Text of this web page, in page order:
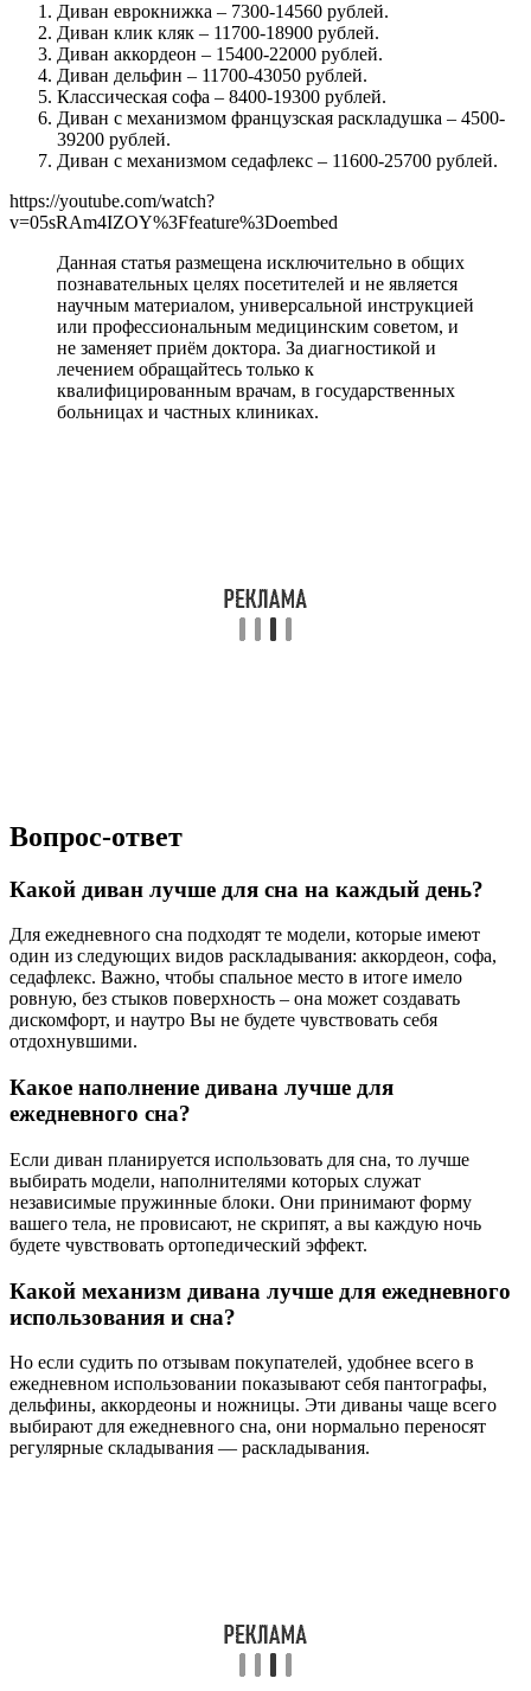
Диван еврокнижка – 7300-14560 рублей.
Диван клик кляк – 11700-18900 рублей.
Диван аккордеон – 15400-22000 рублей.
Диван дельфин – 11700-43050 рублей.
Классическая софа – 8400-19300 рублей.
Диван с механизмом французская раскладушка – 4500-
39200 рублей.
Диван с механизмом седафлекс – 11600-25700 рублей.
https://youtube.com/watch?
v=05sRAm4IZOY%3Ffeature%3Doembed
Данная статья размещена исключительно в общих
познавательных целях посетителей и не является
научным материалом, универсальной инструкцией
или профессиональным медицинским советом, и
не заменяет приём доктора. За диагностикой и
лечением обращайтесь только к
квалифицированным врачам, в государственных
больницах и частных клиниках.
Вопрос-ответ
Какой диван лучше для сна на каждый день?
Для ежедневного сна подходят те модели, которые имеют
один из следующих видов раскладывания: аккордеон, софа,
седафлекс. Важно, чтобы спальное место в итоге имело
ровную, без стыков поверхность – она может создавать
дискомфорт, и наутро Вы не будете чувствовать себя
отдохнувшими.
Какое наполнение дивана лучше для
ежедневного сна?
Если диван планируется использовать для сна, то лучше
выбирать модели, наполнителями которых служат
независимые пружинные блоки. Они принимают форму
вашего тела, не провисают, не скрипят, а вы каждую ночь
будете чувствовать ортопедический эффект.
Какой механизм дивана лучше для ежедневного
использования и сна?
Но если судить по отзывам покупателей, удобнее всего в
ежедневном использовании показывают себя пантографы,
дельфины, аккордеоны и ножницы. Эти диваны чаще всего
выбирают для ежедневного сна, они нормально переносят
регулярные складывания — раскладывания.